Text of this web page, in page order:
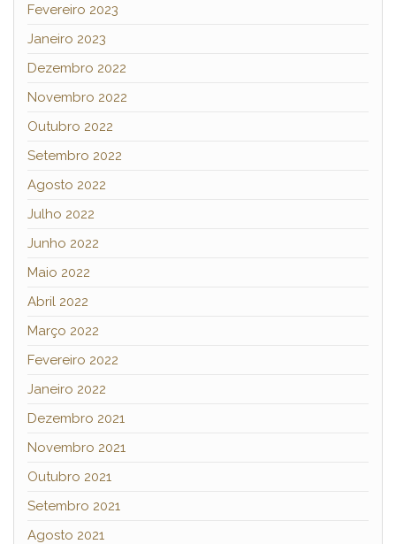
Fevereiro 2023
Janeiro 2023
Dezembro 2022
Novembro 2022
Outubro 2022
Setembro 2022
Agosto 2022
Julho 2022
Junho 2022
Maio 2022
Abril 2022
Março 2022
Fevereiro 2022
Janeiro 2022
Dezembro 2021
Novembro 2021
Outubro 2021
Setembro 2021
Agosto 2021